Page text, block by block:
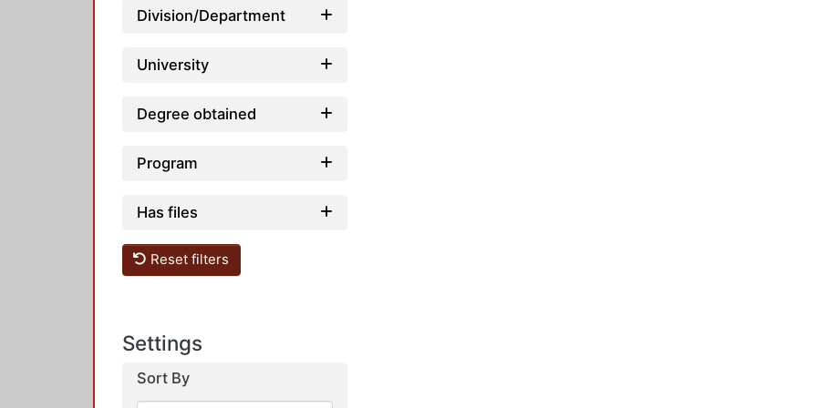
Division/Department
University
Degree obtained
Program
Has files
Reset filters
Settings
Sort By